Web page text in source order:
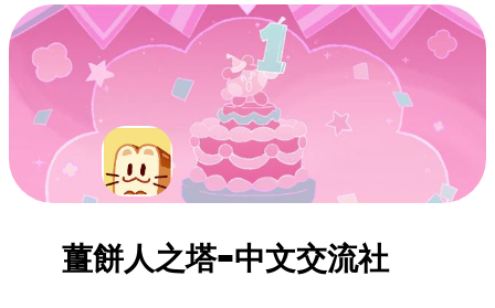
薑餅人之塔-中文交流社